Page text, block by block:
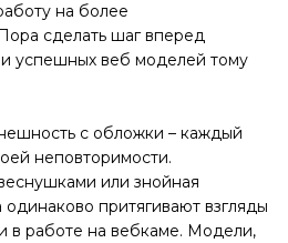
на более
сделать шаг вперед
успешных веб моделей тому
с обложки – каждый
неповторимости.
или знойная
притягивают взгляды
в работе на вебкаме. Модели,